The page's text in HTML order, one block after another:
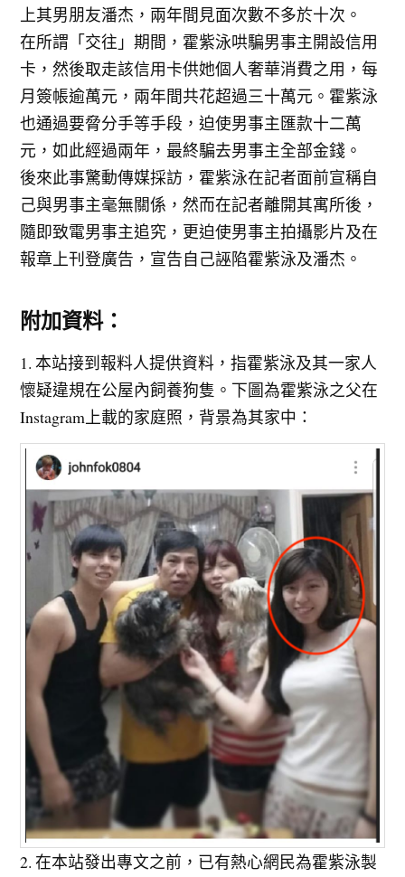
上其男朋友潘杰，兩年間見面次數不多於十次。
在所謂「交往」期間，霍紫泳哄騙男事主開設信用
卡，然後取走該信用卡供她個人奢華消費之用，每
月簽帳逾萬元，兩年間共花超過三十萬元。霍紫泳
也通過要脅分手等手段，迫使男事主匯款十二萬
元，如此經過兩年，最終騙去男事主全部金錢。
後來此事驚動傳媒採訪，霍紫泳在記者面前宣稱自
己與男事主毫無關係，然而在記者離開其寓所後，
隨即致電男事主追究，更迫使男事主拍攝影片及在
報章上刊登廣告，宣告自己誣陷霍紫泳及潘杰。
附加資料：
1. 本站接到報料人提供資料，指霍紫泳及其一家人
懷疑違規在公屋內飼養狗隻。下圖為霍紫泳之父在
Instagram上載的家庭照，背景為其家中：
2. 在本站發出專文之前，已有熱心網民為霍紫泳製